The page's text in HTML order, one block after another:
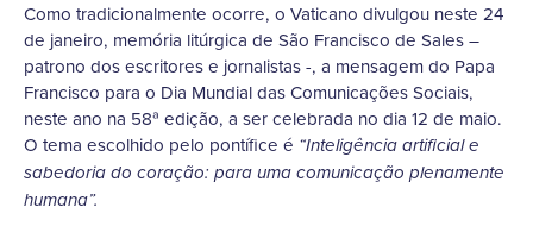
Como tradicionalmente ocorre, o Vaticano divulgou neste 24
de janeiro, memória litúrgica de São Francisco de Sales –
patrono dos escritores e jornalistas -, a mensagem do Papa
Francisco para o Dia Mundial das Comunicações Sociais,
neste ano na 58ª edição, a ser celebrada no dia 12 de maio.
O tema escolhido pelo pontífice é “Inteligência artificial e
sabedoria do coração: para uma comunicação plenamente
humana”.